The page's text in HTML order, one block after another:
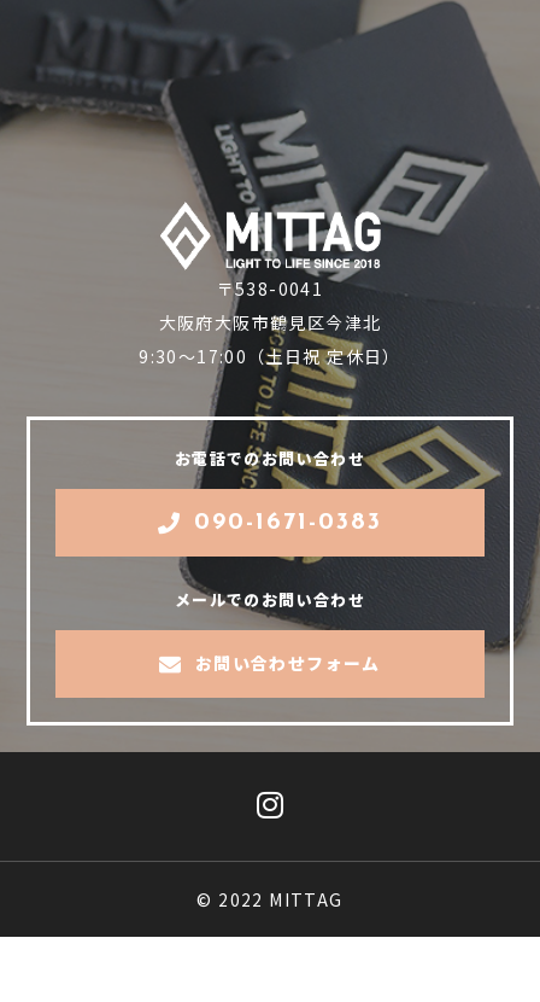
〒538-0041
大阪府大阪市鶴見区今津北
9:30～17:00（土日祝 定休日）
お電話でのお問い合わせ
090-1671-0383
メールでのお問い合わせ
お問い合わせフォーム
© 2022 MITTAG